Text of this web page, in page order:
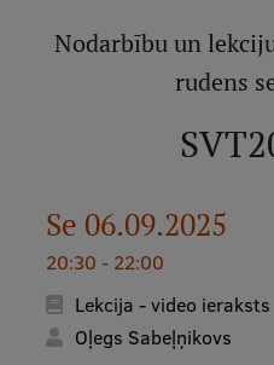
Mobile
galvenā
izvēlne
Studiju iespējas
Nodarbību un
rudens
Se 06.09.2025
20:30 - 22:00
Lekcija - video ieraksts
Oļegs Sabeļņikovs